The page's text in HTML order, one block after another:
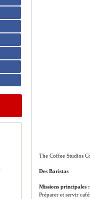
The Coffee Studios
Des Baristas
Missions principales :
Préparer et servir